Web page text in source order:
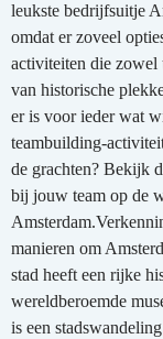
leukste bedrijfsuitje
omdat er zoveel
activiteiten die
van historische
er is voor ieder wat
teambuilding-
de grachten? Bekijk
bij jouw team op de
manieren om
stad heeft een rijke
wereldberoemde
is een